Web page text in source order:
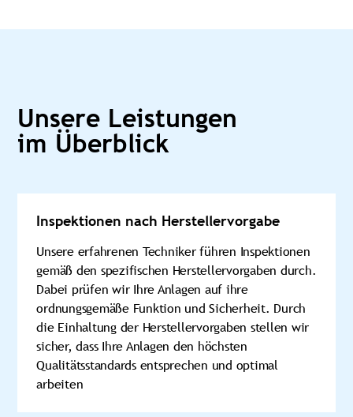
Unsere Leistungen
im Überblick
Inspektionen nach Herstellervorgabe
Unsere erfahrenen Techniker führen Inspektionen
gemäß den spezifischen Herstellervorgaben durch.
Dabei prüfen wir Ihre Anlagen auf ihre
ordnungsgemäße Funktion und Sicherheit. Durch
die Einhaltung der Herstellervorgaben stellen wir
sicher, dass Ihre Anlagen den höchsten
Qualitätsstandards entsprechen und optimal
arbeiten